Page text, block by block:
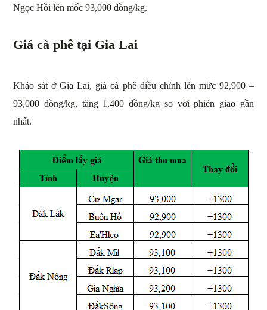
Ngọc Hồi lên mốc 93,000 đồng/kg.
Giá cà phê tại Gia Lai
Khảo sát ở Gia Lai, giá cà phê điều chỉnh lên mức 92,900 –
93,000 đồng/kg, tăng 1,400 đồng/kg so với phiên giao gần
nhất.